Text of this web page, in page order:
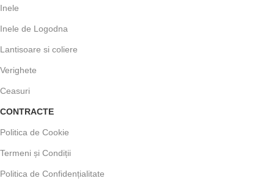
Inele
Inele de Logodna
Lantisoare si coliere
Verighete
Ceasuri
CONTRACTE
Politica de Cookie
Termeni și Condiții
Politica de Confidențialitate